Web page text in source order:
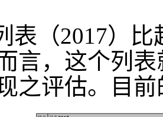
表（2017）
言，这个列
之评估。目